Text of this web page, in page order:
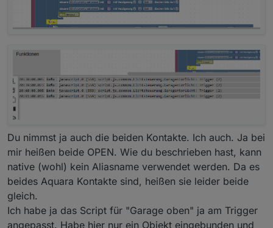
mal an, ist etwas Kryptisch zu bedienen (Meine
Meinung") aber hat einen Riesengrossen Vorteil, die
Schalter können jede Bezeichnung annehmen und
anzupassen. Aber das solltest du erst anpacken
wenn du besser mit ioBroker zurecht kommst.
Nich alles auf einmal. Ich erwähne das nur da es dir
bei der Programmendwicklung (Scripte) Eindeutige
Bezeichner hast und nicht für oben und unten nur
aber für die Garagenfunktion ist das nicht nötig und
bleiben wir erst mal beim einfachen und nicht gleich
mit dem "Vorschlaghammer".
Schau dir noch mal meinen Trigger und meine
Abfragen an oder die von den Anderen die Hier
genau so etwas eingestellt haben.
Schnörkel.
Du nimmst ja auch die beiden Kontakte. Ich auch. Ja bei
mir heißen beide OPEN. Wie du beschrieben hast, kann
native (wohl) kein Aliasname verwendet werden. Da es
beides Aquara Kontakte sind, heißen sie leider beide
gleich.
Ich habe ja das Script für "Garage oben" ja am Trigger
angepasst. Habe hier nur ein Objekt eingebunden und